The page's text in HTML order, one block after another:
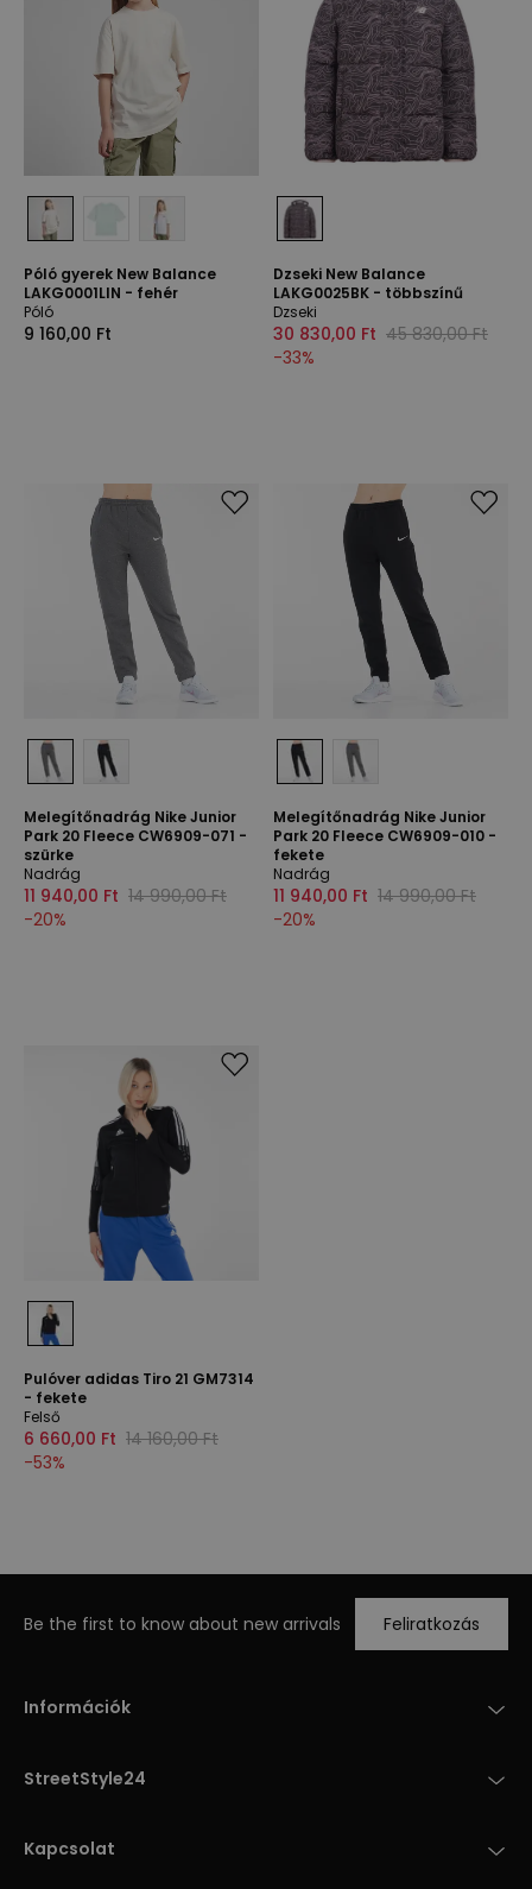
Póló gyerek New Balance
LAKG0001LIN - fehér
Póló
9 160,00 Ft
Dzseki New Balance
LAKG0025BK - többszínű
Dzseki
30 830,00 Ft 45 830,00 Ft
-33%
Melegítőnadrág Nike Junior
Park 20 Fleece CW6909-071 -
szürke
Nadrág
11 940,00 Ft 14 990,00 Ft
-20%
Melegítőnadrág Nike Junior
Park 20 Fleece CW6909-010 -
fekete
Nadrág
11 940,00 Ft 14 990,00 Ft
-20%
Pulóver adidas Tiro 21 GM7314
- fekete
Felső
6 660,00 Ft 14 160,00 Ft
-53%
Be the first to know about new arrivals Feliratkozás
Információk
StreetStyle24
Kapcsolat